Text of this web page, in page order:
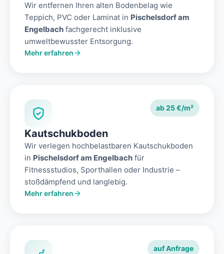
Wir entfernen Ihren alten Bodenbelag wie
Teppich, PVC oder Laminat in Pischelsdorf am
Engelbach fachgerecht inklusive
umweltbewusster Entsorgung.
Mehr erfahren
ab 25 €/m²
Kautschukboden
Wir verlegen hochbelastbaren Kautschukboden
in Pischelsdorf am Engelbach für
Fitnessstudios, Sporthallen oder Industrie –
stoßdämpfend und langlebig.
Mehr erfahren
auf Anfrage